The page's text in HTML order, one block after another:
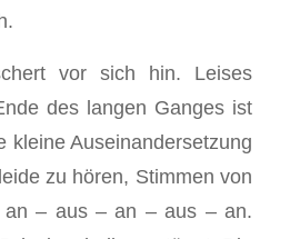
vor sich hin. Leises
des langen Ganges ist
kleine Auseinandersetzung
zu hören, Stimmen von
an – aus – an – aus – an.